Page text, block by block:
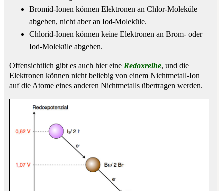
Bromid-Ionen können Elektronen an Chlor-Moleküle
abgeben, nicht aber an Iod-Moleküle.
Chlorid-Ionen können keine Elektronen an Brom- oder
Iod-Moleküle abgeben.
Offensichtlich gibt es auch hier eine Redoxreihe, und die
Elektronen können nicht beliebig von einem Nichtmetall-Ion
auf die Atome eines anderen Nichtmetalls übertragen werden.